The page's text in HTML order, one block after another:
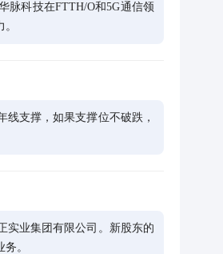
脉科技在FTTH/O和5G通信领
线支撑，如果支撑位不破跌，
实业集团有限公司。新股东的
。